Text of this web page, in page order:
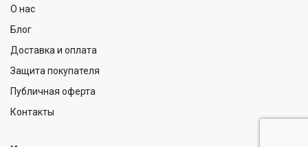
О нас
Блог
Доставка и оплата
Защита покупателя
Публичная оферта
Контакты